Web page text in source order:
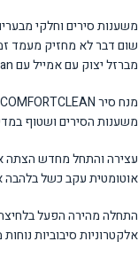
משענות סירים וחלקי
שום דבר לא מחזיק מעמד
מברזל יצוק עם אמייל עם PerfectClean.
משענות הסירים ושטוף
עצירה והתחל מחדש הצתה
אוטומטית עקב כשל בלהבה
התחלה מהירה הפעל
אלקטרוניות סיבוביות